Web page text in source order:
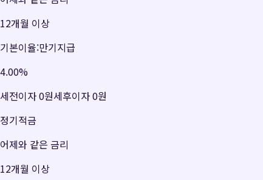
12개월 이상
기본이율:만기지급
4.00%
세전이자0원세후이자0원
정기적금
어제와 같은 금리
12개월 이상